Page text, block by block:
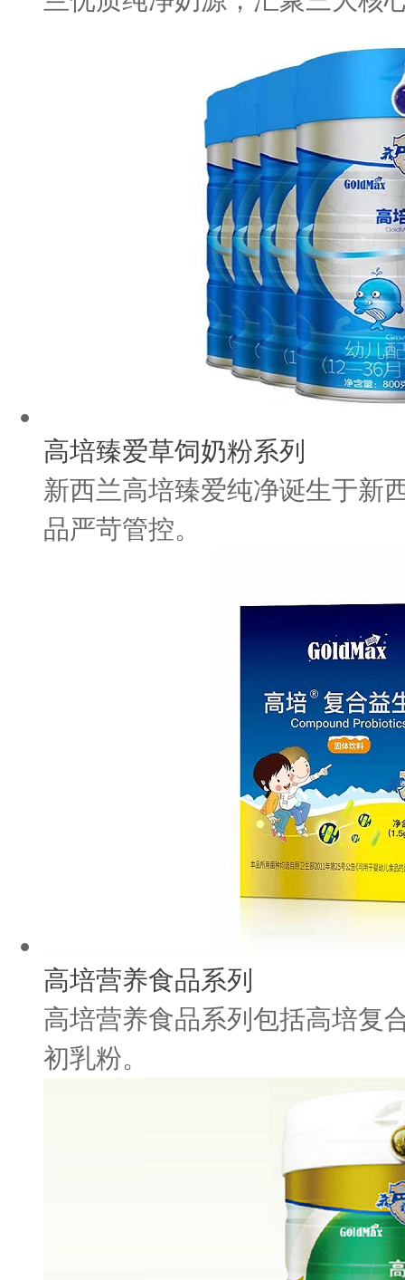
高培臻爱草饲奶粉系列
新西兰高培臻爱纯净诞生于新
品严苛管控。
高培营养食品系列
高培营养食品系列包括高培复
初乳粉。